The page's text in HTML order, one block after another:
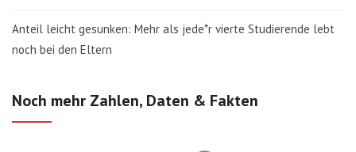
Anteil leicht gesunken: Mehr als jede*r vierte Studierende lebt
noch bei den Eltern
Noch mehr Zahlen, Daten & Fakten